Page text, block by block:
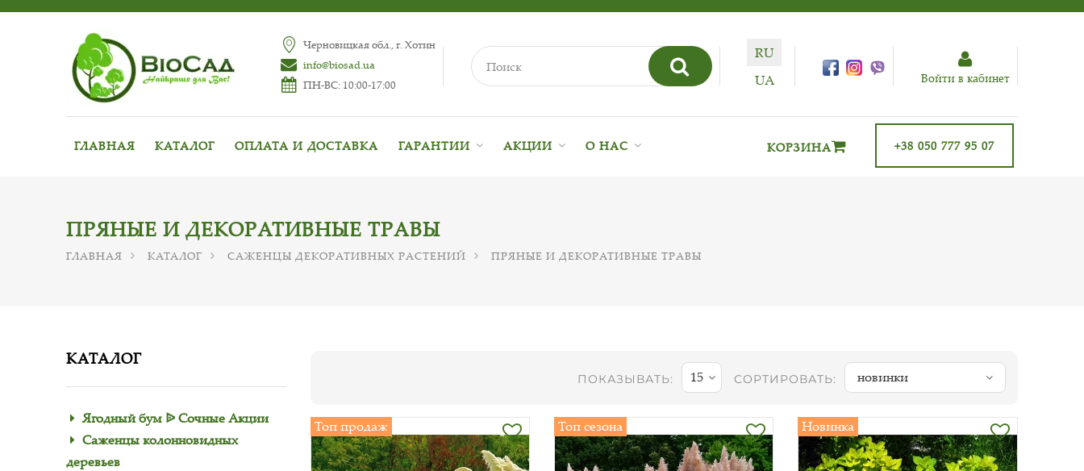
Черновицкая обл., г. Хотин
info@biosad.ua
ПН-ВС: 10:00-17:00
RU
UA
Войти в кабинет
ГЛАВНАЯ КАТАЛОГ ОПЛАТА И ДОСТАВКА ГАРАНТИИ АКЦИИ О НАС +38 050 777 95 07
КОРЗИНА
ПРЯНЫЕ И ДЕКОРАТИВНЫЕ ТРАВЫ
ГЛАВНАЯ КАТАЛОГ САЖЕНЦЫ ДЕКОРАТИВНЫХ РАСТЕНИЙ ПРЯНЫЕ И ДЕКОРАТИВНЫЕ ТРАВЫ
КАТАЛОГ
Ягодный бум ᐉ Сочные Акции
Саженцы колонновидных
деревьев
ПОКАЗЫВАТЬ: 15 СОРТИРОВАТЬ: новинки
Топ продаж Топ сезона Новинка